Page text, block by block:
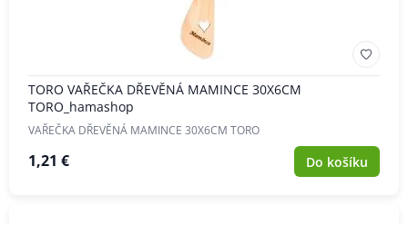
TORO VAŘEČKA DŘEVĚNÁ MAMINCE 30X6CM
TORO_hamashop
VAŘEČKA DŘEVĚNÁ MAMINCE 30X6CM TORO
1,21 € Do košíku